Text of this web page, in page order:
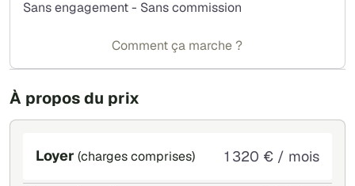
À propos du prix
Loyer (charges comprises) 1 320 € / mois
Sans engagement - Sans commission
Comment ça marche ?